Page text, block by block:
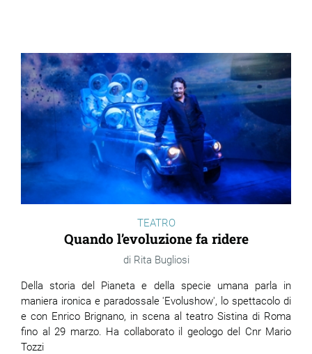
TEATRO
Quando l’evoluzione fa ridere
Rita Bugliosi
Della storia del Pianeta e della specie umana parla in
maniera ironica e paradossale 'Evolushow', lo spettacolo di
e con Enrico Brignano, in scena al teatro Sistina di Roma
fino al 29 marzo. Ha collaborato il geologo del Cnr Mario
Tozzi